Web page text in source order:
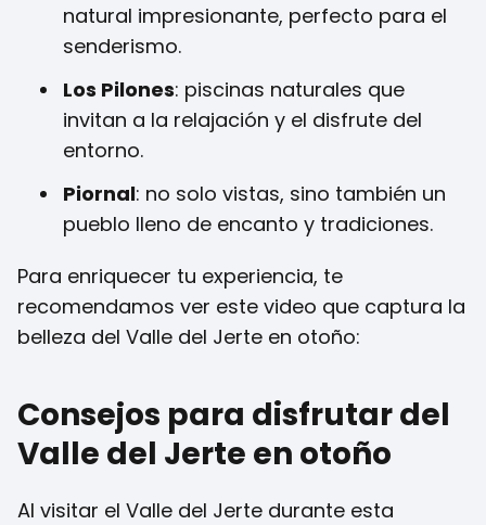
natural impresionante, perfecto para el
senderismo.
Los Pilones: piscinas naturales que
invitan a la relajación y el disfrute del
entorno.
Piornal: no solo vistas, sino también un
pueblo lleno de encanto y tradiciones.
Para enriquecer tu experiencia, te
recomendamos ver este video que captura la
belleza del Valle del Jerte en otoño:
Consejos para disfrutar del
Valle del Jerte en otoño
Al visitar el Valle del Jerte durante esta